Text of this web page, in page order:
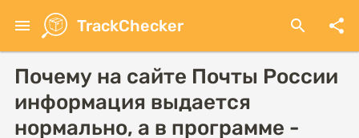
основному
содержанию
menu TrackChecker share
search
Почему на сайте Почты России
информация выдается
нормально, а в программе -